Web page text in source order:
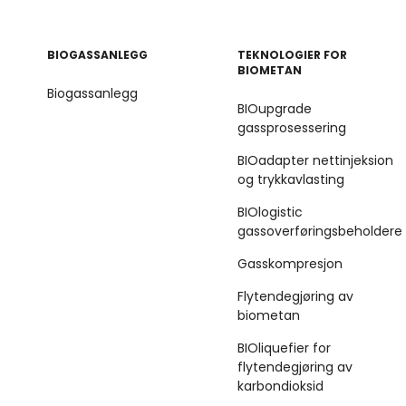
BIOGASSANLEGG
Biogassanlegg
TEKNOLOGIER FOR
BIOMETAN
BIOupgrade
gassprosessering
BIOadapter nettinjeksion
og trykkavlasting
BIOlogistic
gassoverføringsbeholdere
Gasskompresjon
Flytendegjøring av
biometan
BIOliquefier for
flytendegjøring av
karbondioksid